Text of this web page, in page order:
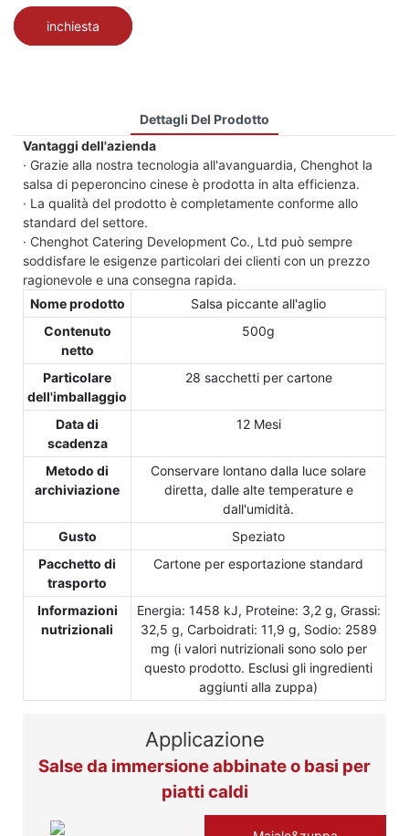
inchiesta
Dettagli Del Prodotto
Vantaggi dell'azienda
· Grazie alla nostra tecnologia all'avanguardia, Chenghot la
salsa di peperoncino cinese è prodotta in alta efficienza.
· La qualità del prodotto è completamente conforme allo
standard del settore.
· Chenghot Catering Development Co., Ltd può sempre
soddisfare le esigenze particolari dei clienti con un prezzo
ragionevole e una consegna rapida.
Nome prodotto
Salsa piccante all'aglio
Contenuto
netto
500g
Particolare
dell'imballaggio
28 sacchetti per cartone
Data di
scadenza
12 Mesi
Metodo di
archiviazione
Conservare lontano dalla luce solare
diretta, dalle alte temperature e
dall'umidità.
Gusto
Speziato
Pacchetto di
trasporto
Cartone per esportazione standard
Informazioni
nutrizionali
Energia: 1458 kJ, Proteine: 3,2 g, Grassi:
32,5 g, Carboidrati: 11,9 g, Sodio: 2589
mg (i valori nutrizionali sono solo per
questo prodotto. Esclusi gli ingredienti
aggiunti alla zuppa)
Applicazione
Salse da immersione abbinate o basi per
piatti caldi